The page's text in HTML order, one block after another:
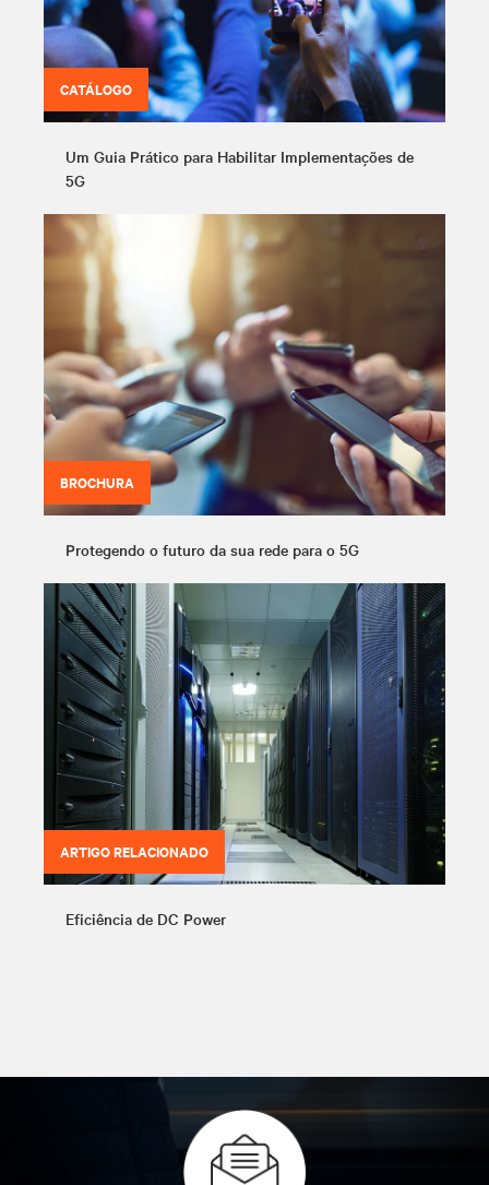
CATÁLOGO
Um Guia Prático para Habilitar Implementações de
5G
BROCHURA
Protegendo o futuro da sua rede para o 5G
ARTIGO RELACIONADO
Eficiência de DC Power